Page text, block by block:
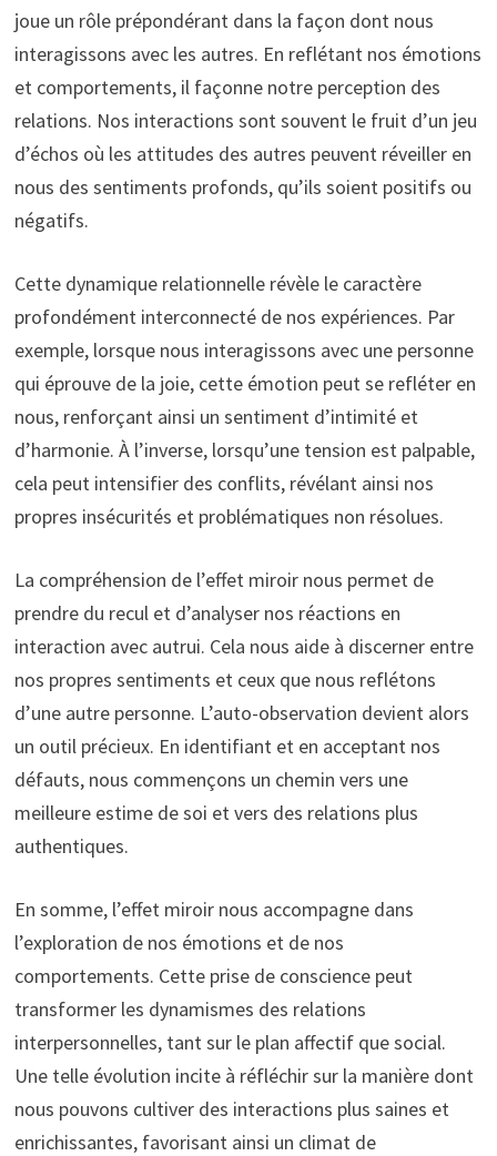
joue un rôle prépondérant dans la façon dont nous
interagissons avec les autres. En reflétant nos émotions
et comportements, il façonne notre perception des
relations. Nos interactions sont souvent le fruit d’un jeu
d’échos où les attitudes des autres peuvent réveiller en
nous des sentiments profonds, qu’ils soient positifs ou
négatifs.
Cette dynamique relationnelle révèle le caractère
profondément interconnecté de nos expériences. Par
exemple, lorsque nous interagissons avec une personne
qui éprouve de la joie, cette émotion peut se refléter en
nous, renforçant ainsi un sentiment d’intimité et
d’harmonie. À l’inverse, lorsqu’une tension est palpable,
cela peut intensifier des conflits, révélant ainsi nos
propres insécurités et problématiques non résolues.
La compréhension de l’effet miroir nous permet de
prendre du recul et d’analyser nos réactions en
interaction avec autrui. Cela nous aide à discerner entre
nos propres sentiments et ceux que nous reflétons
d’une autre personne. L’auto-observation devient alors
un outil précieux. En identifiant et en acceptant nos
défauts, nous commençons un chemin vers une
meilleure estime de soi et vers des relations plus
authentiques.
En somme, l’effet miroir nous accompagne dans
l’exploration de nos émotions et de nos
comportements. Cette prise de conscience peut
transformer les dynamismes des relations
interpersonnelles, tant sur le plan affectif que social.
Une telle évolution incite à réfléchir sur la manière dont
nous pouvons cultiver des interactions plus saines et
enrichissantes, favorisant ainsi un climat de